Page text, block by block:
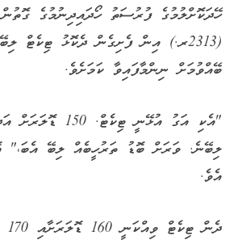
(2313ރ.) އިން ފެށިގެން ދެކޮޅު ޓިކެޓް
ބޭއްވުމަށް ނިންމާފައިވާ ކަމަށެވެ.
"އެކި އަގު އުޅޭނީ
ލިބޭނެ. ވަރަށް ބޮޑު ތަރުހީބެއް ލިބޭ އެބަ،"
އެވެ.